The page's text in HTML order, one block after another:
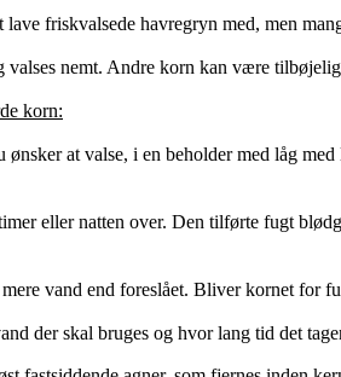
friskvalsede havregryn med, men
valses nemt. Andre korn kan være
korn:
at valse, i en beholder med låg
eller natten over. Den tilførte fugt
vand end foreslået. Bliver kornet for
der skal bruges og hvor lang tid det